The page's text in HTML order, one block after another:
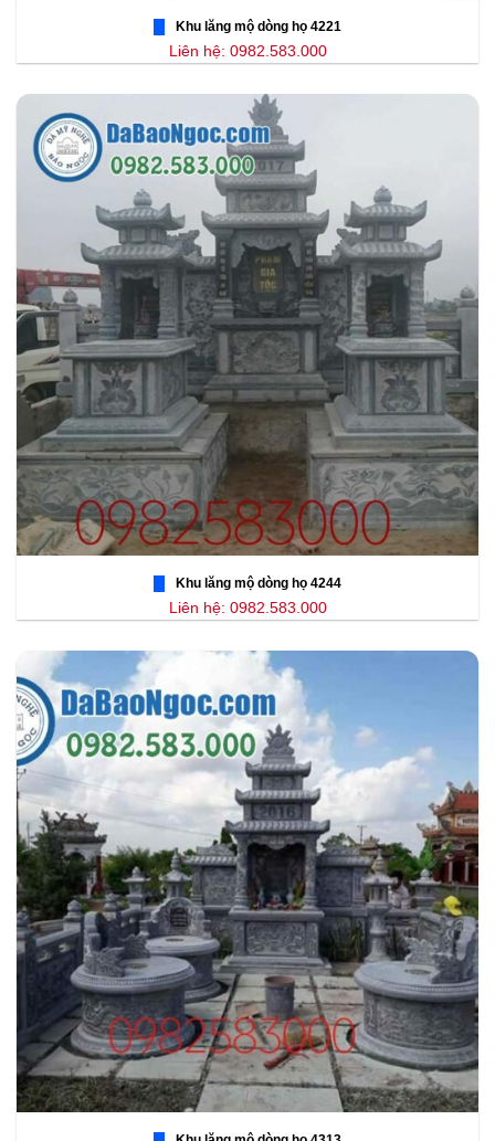
Khu lăng mộ dòng họ 4221
Liên hệ: 0982.583.000
Khu lăng mộ dòng họ 4244
Liên hệ: 0982.583.000